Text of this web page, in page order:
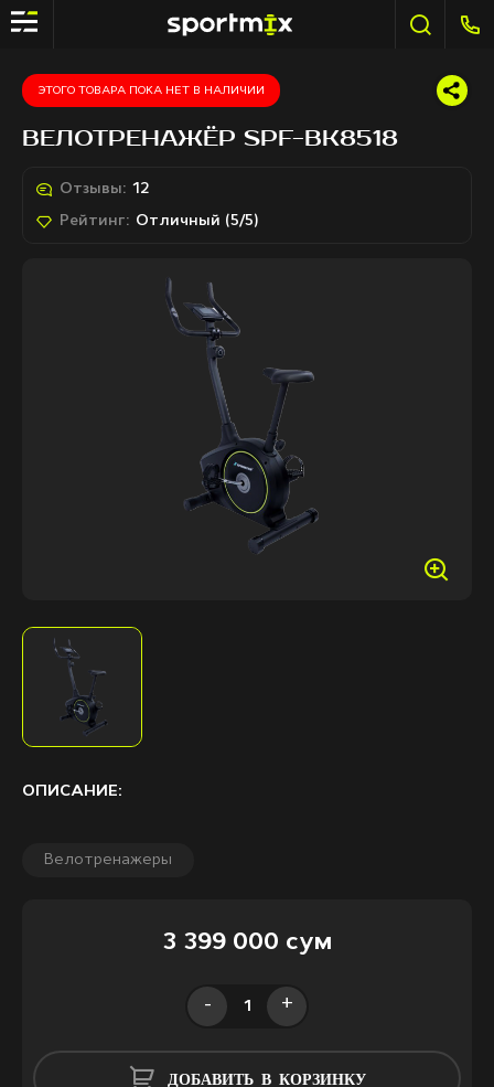
ЭТОГО ТОВАРА ПОКА НЕТ В НАЛИЧИИ
ВЕЛОТРЕНАЖЁР SPF-BK8518
Отзывы: 12
Рейтинг: Отличный (5/5)
Велотренажеры
ОПИСАНИЕ:
3 399 000 сум
- +
ДОБАВИТЬ В КОРЗИНКУ